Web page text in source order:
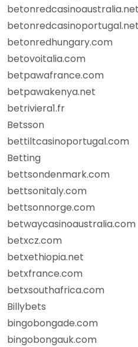
betonredcasinoaustralia.net
betonredcasinoportugal.net
betonredhungary.com
betovoitalia.com
betpawafrance.com
betpawakenya.net
betriviera1.fr
Betsson
bettiltcasinoportugal.com
Betting
bettsondenmark.com
bettsonitaly.com
bettsonnorge.com
betwaycasinoaustralia.com
betxcz.com
betxethiopia.net
betxfrance.com
betxsouthafrica.com
Billybets
bingobongade.com
bingobongauk.com